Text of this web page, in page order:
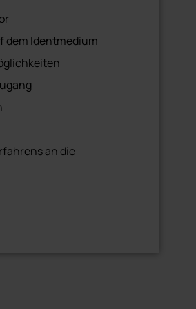
dem Identmedium
an die